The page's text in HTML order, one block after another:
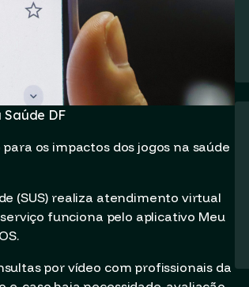
DF
os impactos dos jogos na saúde
(SUS) realiza atendimento virtual
funciona pelo aplicativo Meu
por vídeo com profissionais da